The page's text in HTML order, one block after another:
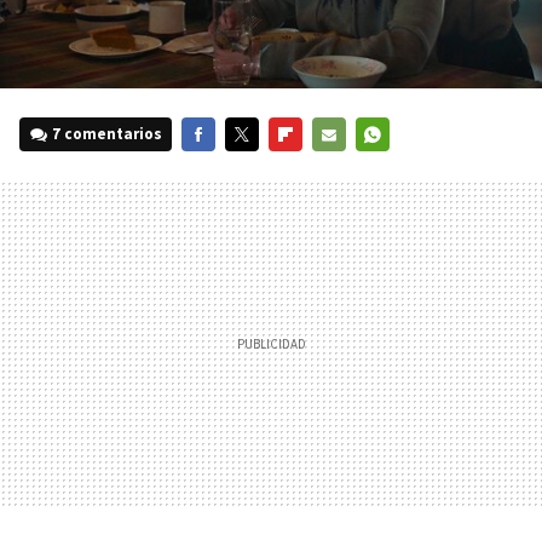
7 comentarios
MAIL